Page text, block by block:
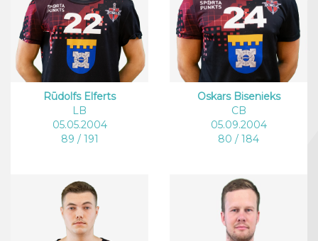
Rūdolfs Elferts
LB
05.05.2004
89 / 191
Oskars Bisenieks
CB
05.09.2004
80 / 184